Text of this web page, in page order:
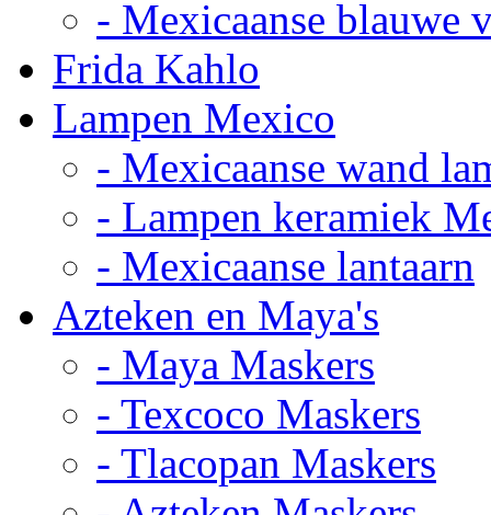
- Mexicaanse blauwe
Frida Kahlo
Lampen Mexico
- Mexicaanse wand
- Lampen keramiek
- Mexicaanse lantaarn
Azteken en Maya's
- Maya Maskers
- Texcoco Maskers
- Tlacopan Maskers